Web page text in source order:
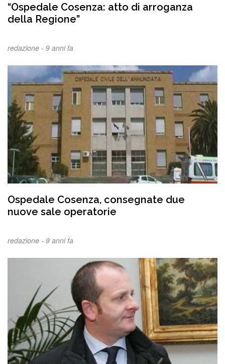
“Ospedale Cosenza: atto di arroganza
della Regione”
redazione - 9 anni fa
Ospedale Cosenza, consegnate due
nuove sale operatorie
redazione - 9 anni fa